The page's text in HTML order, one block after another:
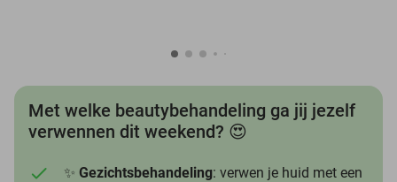
Met welke beautybehandeling ga jij jezelf
verwennen dit weekend? 😍
✨ Gezichtsbehandeling: verwen je huid met een